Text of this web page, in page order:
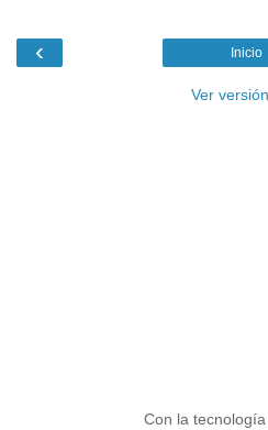
‹ Inicio
Ver
Con la tecnología